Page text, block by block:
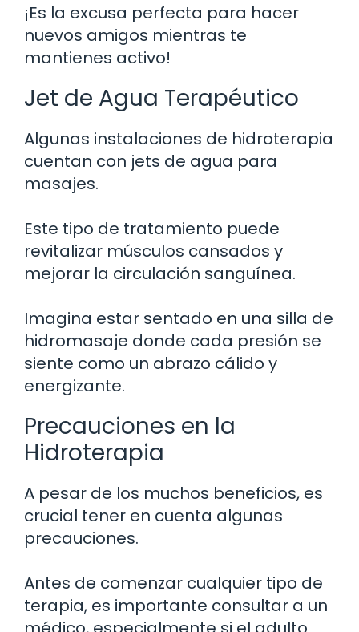
¡Es la excusa perfecta para hacer
nuevos amigos mientras te
mantienes activo!
Jet de Agua Terapéutico
Algunas instalaciones de hidroterapia
cuentan con jets de agua para
masajes.
Este tipo de tratamiento puede
revitalizar músculos cansados y
mejorar la circulación sanguínea.
Imagina estar sentado en una silla de
hidromasaje donde cada presión se
siente como un abrazo cálido y
energizante.
Precauciones en la
Hidroterapia
A pesar de los muchos beneficios, es
crucial tener en cuenta algunas
precauciones.
Antes de comenzar cualquier tipo de
terapia, es importante consultar a un